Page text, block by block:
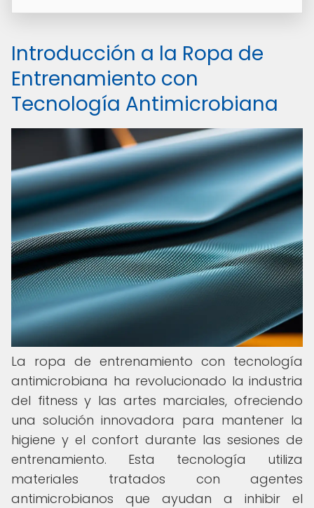
Introducción a la Ropa de
Entrenamiento con
Tecnología Antimicrobiana
La ropa de entrenamiento con tecnología
antimicrobiana ha revolucionado la industria
del fitness y las artes marciales, ofreciendo
una solución innovadora para mantener la
higiene y el confort durante las sesiones de
entrenamiento. Esta tecnología utiliza
materiales tratados con agentes
antimicrobianos que ayudan a inhibir el